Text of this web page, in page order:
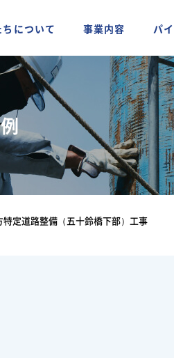
ちについて 事業内容 パ
定道路整備（五十鈴橋下部）工事